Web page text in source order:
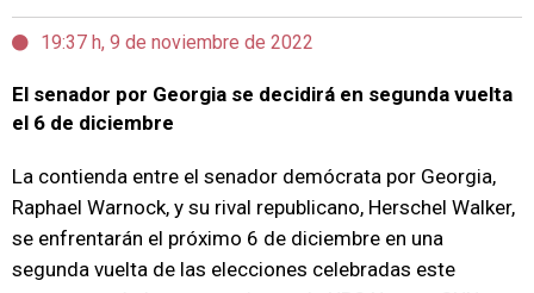
19:37 h, 9 de noviembre de 2022
El senador por Georgia se decidirá en segunda vuelta
el 6 de diciembre
La contienda entre el senador demócrata por Georgia,
Raphael Warnock, y su rival republicano, Herschel Walker,
se enfrentarán el próximo 6 de diciembre en una
segunda vuelta de las elecciones celebradas este